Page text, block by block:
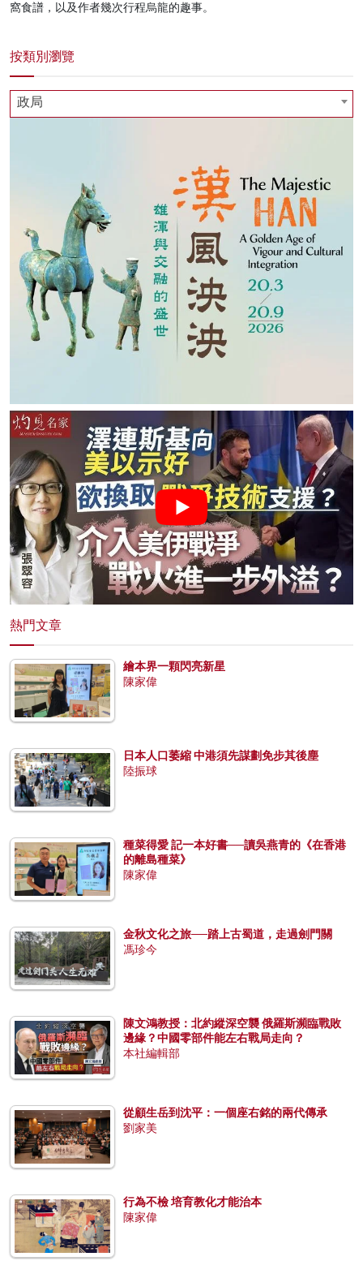
窩食譜，以及作者幾次行程烏龍的趣事。
按類別瀏覽
政局
熱門文章
繪本界一顆閃亮新星
陳家偉
日本人口萎縮 中港須先謀劃免步其後塵
陸振球
種菜得愛 記一本好書──讀吳燕青的《在香港
的離島種菜》
陳家偉
金秋文化之旅──踏上古蜀道，走過劍門關
馮珍今
陳文鴻教授：北約縱深空襲 俄羅斯瀕臨戰敗
邊緣？中國零部件能左右戰局走向？
本社編輯部
從顧生岳到沈平：一個座右銘的兩代傳承
劉家美
行為不檢 培育教化才能治本
陳家偉